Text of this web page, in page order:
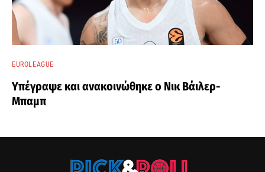
EUROLEAGUE
Υπέγραψε και ανακοινώθηκε ο Νικ Βάιλερ-
Μπαμπ